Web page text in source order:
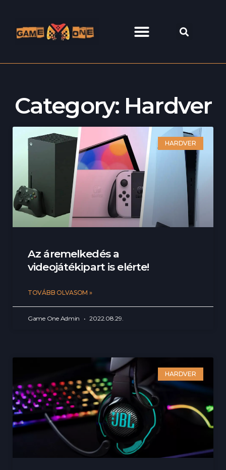
Category: Hardver
HARDVER
Az áremelkedés a
videojátékipart is elérte!
TOVÁBB OLVASOM »
Game One Admin 2022.08.29.
HARDVER